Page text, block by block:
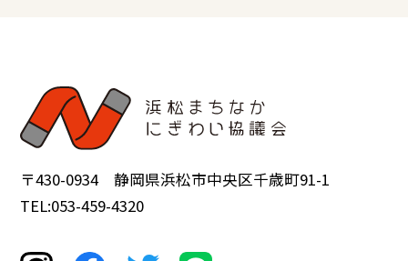
〒430-0934 静岡県浜松市中央区千歳町91-1
TEL:053-459-4320